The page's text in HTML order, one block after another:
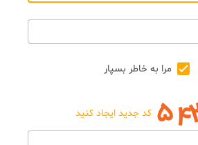
مرا به خاطر بسپار
کد جدید ایجاد کنید